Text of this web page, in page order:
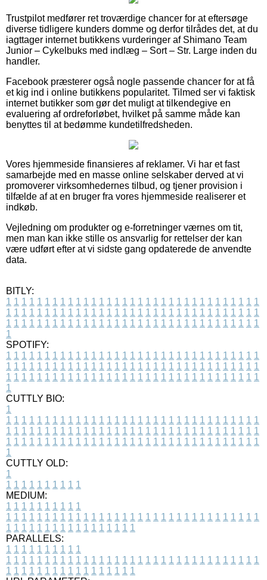
Trustpilot medfører ret troværdige chancer for at eftersøge
diverse tidligere kunders domme og derfor tilrådes det, at du
iagttager internet butikkens vurderinger af Shimano Team
Junior – Cykelbuks med indlæg – Sort – Str. Large inden du
handler.
Facebook præsterer også nogle passende chancer for at få
et kig ind i online butikkens popularitet. Tilmed ser vi faktisk
internet butikker som gør det muligt at tilkendegive en
evaluering af ordreforløbet, hvilket på samme måde kan
benyttes til at bedømme kundetilfredsheden.
Vores hjemmeside finansieres af reklamer. Vi har et fast
samarbejde med en masse online selskaber derved at vi
promoverer virksomhedernes tilbud, og tjener provision i
tilfælde af at en bruger fra vores hjemmeside realiserer et
indkøb.
Vejledning om produkter og e-forretninger værnes om tit,
men man kan ikke stille os ansvarlig for rettelser der kan
være udført efter at vi sidste gang opdaterede de anvendte
data.
BITLY:
1 1 1 1 1 1 1 1 1 1 1 1 1 1 1 1 1 1 1 1 1 1 1 1 1 1 1 1 1 1 1 1 1
1 1 1 1 1 1 1 1 1 1 1 1 1 1 1 1 1 1 1 1 1 1 1 1 1 1 1 1 1 1 1 1 1
1 1 1 1 1 1 1 1 1 1 1 1 1 1 1 1 1 1 1 1 1 1 1 1 1 1 1 1 1 1 1 1 1
1
SPOTIFY:
1 1 1 1 1 1 1 1 1 1 1 1 1 1 1 1 1 1 1 1 1 1 1 1 1 1 1 1 1 1 1 1 1
1 1 1 1 1 1 1 1 1 1 1 1 1 1 1 1 1 1 1 1 1 1 1 1 1 1 1 1 1 1 1 1 1
1 1 1 1 1 1 1 1 1 1 1 1 1 1 1 1 1 1 1 1 1 1 1 1 1 1 1 1 1 1 1 1 1
1
CUTTLY BIO:
1
1 1 1 1 1 1 1 1 1 1 1 1 1 1 1 1 1 1 1 1 1 1 1 1 1 1 1 1 1 1 1 1 1
1 1 1 1 1 1 1 1 1 1 1 1 1 1 1 1 1 1 1 1 1 1 1 1 1 1 1 1 1 1 1 1 1
1 1 1 1 1 1 1 1 1 1 1 1 1 1 1 1 1 1 1 1 1 1 1 1 1 1 1 1 1 1 1 1 1
1
CUTTLY OLD:
1
1 1 1 1 1 1 1 1 1 1
MEDIUM:
1 1 1 1 1 1 1 1 1 1
1 1 1 1 1 1 1 1 1 1 1 1 1 1 1 1 1 1 1 1 1 1 1 1 1 1 1 1 1 1 1 1 1
1 1 1 1 1 1 1 1 1 1 1 1 1 1 1 1 1
PARALLELS:
1 1 1 1 1 1 1 1 1 1
1 1 1 1 1 1 1 1 1 1 1 1 1 1 1 1 1 1 1 1 1 1 1 1 1 1 1 1 1 1 1 1 1
1 1 1 1 1 1 1 1 1 1 1 1 1 1 1 1 1